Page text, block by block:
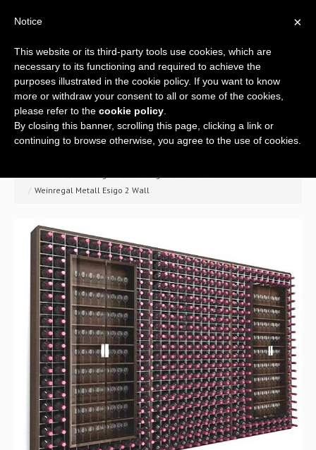
Home
Weinregale
Einrichtung
Gallery
Kontakt
/ Weinregal Metall Esigo 2 Wall
×
Notice
This website or its third-party tools use cookies, which are
necessary to its functioning and required to achieve the
purposes illustrated in the cookie policy. If you want to know
more or withdraw your consent to all or some of the cookies,
please refer to the cookie policy
By closing this banner, scrolling this page, clicking a link or
continuing to browse otherwise, you agree to the use of cookies.